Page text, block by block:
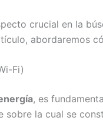
crucial en la
abordaremos
Fi)
, es
sobre la cual se